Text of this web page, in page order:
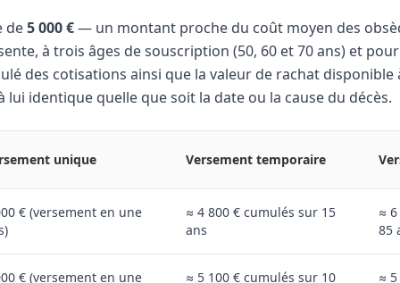
de5 000 €— un montant proche du coût moyen des
à trois âges de souscription (50, 60 et 70 ans) et
des cotisations ainsi que la valeur de rachat disponible
identique quelle que soit la date ou la cause du décès.
unique Versement temporaire
€ (versement en une
≈ 4 800 € cumulés sur 15
ans
≈
85
€ (versement en une
≈ 5 100 € cumulés sur 10
≈